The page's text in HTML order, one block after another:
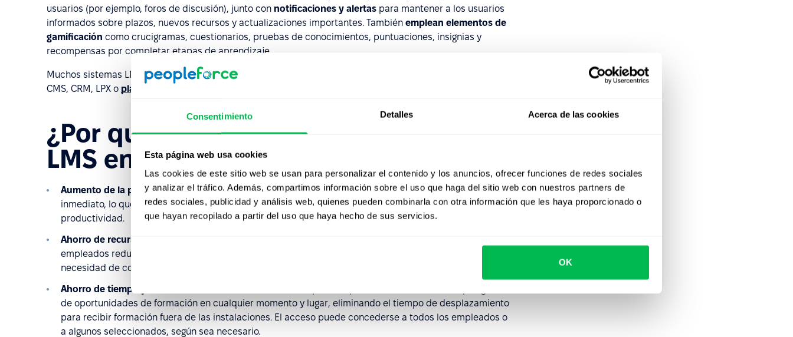
Consentimiento Detalles Acerca de las cookies
Esta página web usa cookies
Las cookies de este sitio web se usan para personalizar el contenido y los anuncios, ofrecer funciones de redes sociales
y analizar el tráfico. Además, compartimos información sobre el uso que haga del sitio web con nuestros partners de
redes sociales, publicidad y análisis web, quienes pueden combinarla con otra información que les haya proporcionado o
que hayan recopilado a partir del uso que haya hecho de sus servicios.
OK
usuarios (por ejemplo, foros de discusión), junto con notificaciones y alertas para mantener a los usuarios
informados sobre plazos, nuevos recursos y actualizaciones importantes. También emplean elementos de
gamificación como crucigramas, cuestionarios, pruebas de conocimientos, puntuaciones, insignias y
recompensas por completar etapas de aprendizaje.
Muchos sistemas LMS disponibles en el modelo SaaS ofrecen integraciones con otras herramientas, como
CMS, CRM, LPX o plataformas de RRHH
¿Por qué implementar una plataforma
LMS en su empresa?
Aumento de la productividad: Los empleados tienen acceso a materiales diversos y disponibles de
inmediato, lo que permite una adquisición de conocimientos más rápida y un incremento en la
productividad.
Ahorro de recursos:
empleados reduce significativamente los gastos en formación. Las actualizaciones futuras eliminan la
necesidad de contratar instructores, organizar formación presencial e imprimir materiales.
Ahorro de tiempo y accesibilidad de la formación:
de oportunidades de formación en cualquier momento y lugar, eliminando el tiempo de desplazamiento
para recibir formación fuera de las instalaciones. El acceso puede concederse a todos los empleados o
a algunos seleccionados, según sea necesario.